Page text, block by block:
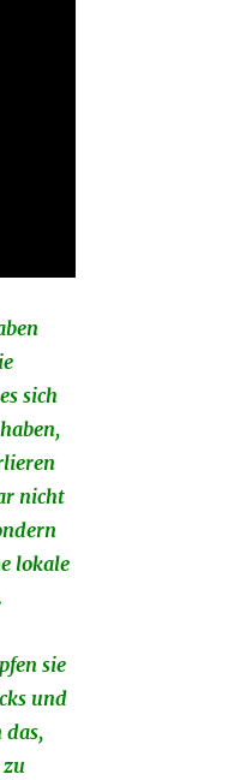
sich
nicht
lokale
sie
und
das,